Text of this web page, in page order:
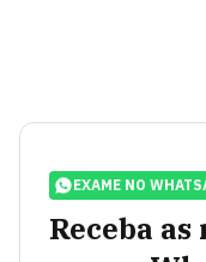
EXAME NO
Receba